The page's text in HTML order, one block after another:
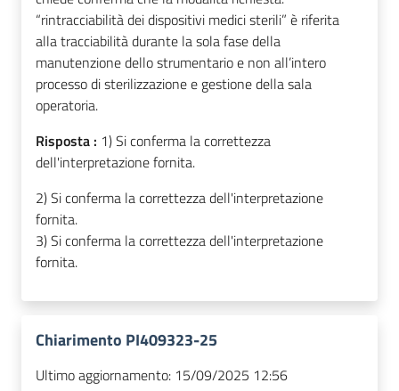
“rintracciabilità dei dispositivi medici sterili” è riferita
alla tracciabilità durante la sola fase della
manutenzione dello strumentario e non all’intero
processo di sterilizzazione e gestione della sala
operatoria.
Risposta : 1) Si conferma la correttezza
dell'interpretazione fornita.
2) Si conferma la correttezza dell'interpretazione
fornita.
3) Si conferma la correttezza dell'interpretazione
fornita.
Chiarimento PI409323-25
Ultimo aggiornamento: 15/09/2025 12:56